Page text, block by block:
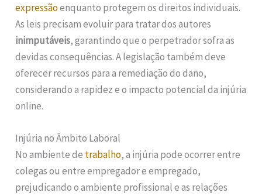
expressãoenquanto protegem os direitos individuais.
As leis precisam evoluir para tratar dos autores
inimputáveis, garantindo que o perpetrador sofra as
devidas consequências. A legislação também deve
oferecer recursos para a remediação do dano,
considerando a rapidez e o impacto potencial da injúria
online.
Injúria no Âmbito Laboral
No ambiente de trabalho, a injúria pode ocorrer entre
colegas ou entre empregador e empregado,
prejudicando o ambiente profissional e as relações